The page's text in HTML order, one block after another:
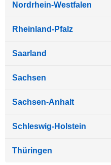
Nordrhein-Westfalen
Rheinland-Pfalz
Saarland
Sachsen
Sachsen-Anhalt
Schleswig-Holstein
Thüringen